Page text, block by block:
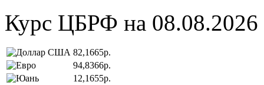
Курс ЦБРФ на 08.08.2026
82,1665р.
94,8366р.
12,1655р.